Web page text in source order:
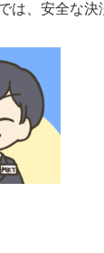
は、安全な決